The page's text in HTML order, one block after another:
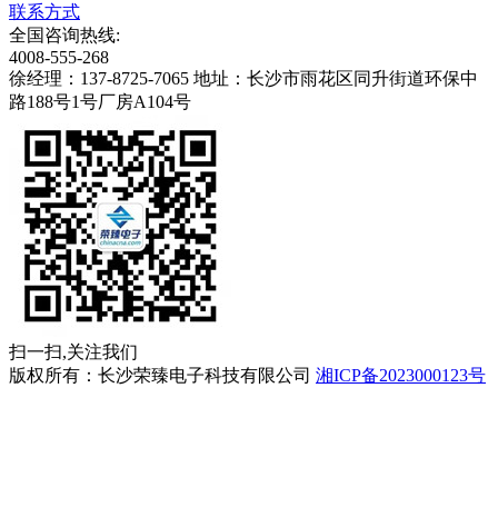
联系方式
全国咨询热线:
4008-555-268
徐经理：137-8725-7065 地址：长沙市雨花区同升街道环保中
路188号1号厂房A104号
扫一扫,关注我们
版权所有：长沙荣臻电子科技有限公司 湘ICP备2023000123号